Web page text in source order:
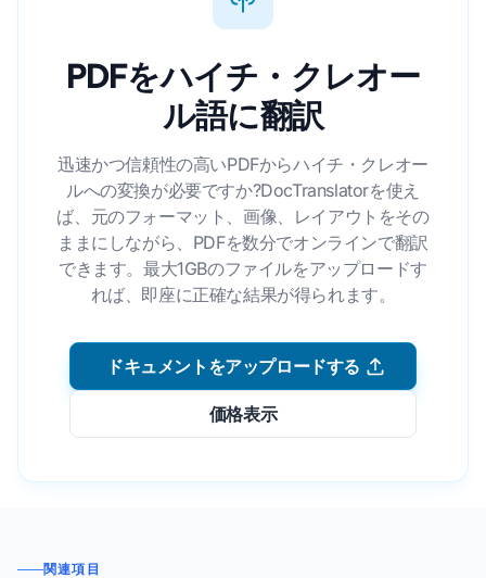
PDFをハイチ・クレオー
ル語に翻訳
迅速かつ信頼性の高いPDFからハイチ・クレオー
ルへの変換が必要ですか?DocTranslatorを使え
ば、元のフォーマット、画像、レイアウトをその
ままにしながら、PDFを数分でオンラインで翻訳
できます。最大1GBのファイルをアップロードす
れば、即座に正確な結果が得られます。
ドキュメントをアップロードする
価格表示
関連項目